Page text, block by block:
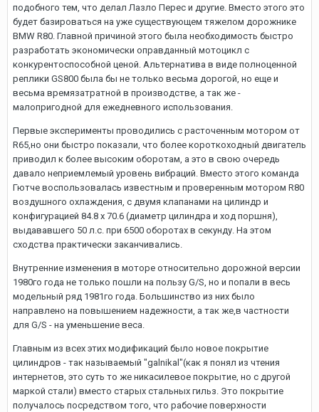
подобного тем, что делал Лазло Перес и другие. Вместо этого это
будет базироваться на уже существующем тяжелом дорожнике
BMW R80. Главной причиной этого была необходимость быстро
разработать экономически оправданный мотоцикл с
конкурентоспособной ценой. Альтернатива в виде полноценной
реплики GS800 была бы не только весьма дорогой, но еще и
весьма времязатратной в производстве, а так же -
малопригодной для ежедневного использования.
Первые эксперименты проводились с расточенным мотором от
R65,но они быстро показали, что более короткоходный двигатель
приводил к более высоким оборотам, а это в свою очередь
давало неприемлемый уровень вибраций. Вместо этого команда
Гютче воспользовалась известным и проверенным мотором R80
воздушного охлаждения, с двумя клапанами на цилиндр и
конфигурацией 84.8 х 70.6 (диаметр цилиндра и ход поршня),
выдававшего 50 л.с. при 6500 оборотах в секунду. На этом
сходства практически заканчивались.
Внутренние изменения в моторе относительно дорожной версии
1980го года не только пошли на пользу G/S, но и попали в весь
модельный ряд 1981го года. Большинство из них было
направлено на повышением надежности, а так же,в частности
для G/S - на уменьшение веса.
Главным из всех этих модификаций было новое покрытие
цилиндров - так называемый "galnikal"(как я понял из чтения
интернетов, это суть то же никасилевое покрытие, но с другой
маркой стали) вместо старых стальных гильз. Это покрытие
получалось посредством того, что рабочие поверхности